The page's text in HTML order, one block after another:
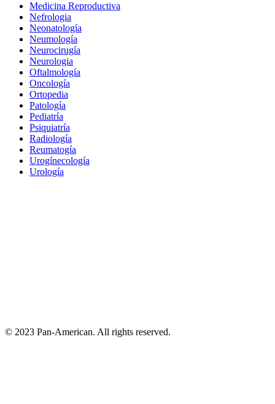
Medicina Reproductiva
Nefrologia
Neonatología
Neumología
Neurocirugía
Neurologia
Oftalmología
Oncología
Ortopedia
Patología
Pediatría
Psiquiatría
Radiología
Reumatogía
Urogínecología
Urología
© 2023 Pan-American. All rights reserved.